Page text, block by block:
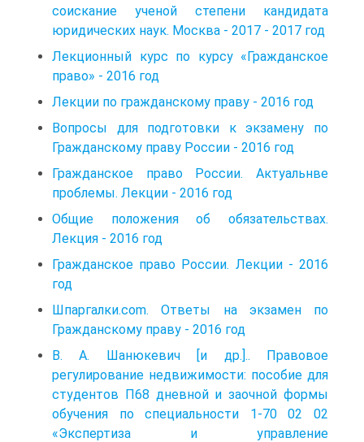
соискание ученой степени кандидата
юридических наук. Москва - 2017 - 2017 год
Лекционный курс по курсу «Гражданское
право» - 2016 год
Лекции по гражданскому праву - 2016 год
Вопросы для подготовки к экзамену по
Гражданскому праву России - 2016 год
Гражданское право России. Актуальнве
проблемы. Лекции - 2016 год
Общие положения об обязательствах.
Лекция - 2016 год
Гражданское право России. Лекции - 2016
год
Шпаргалки.com. Ответы на экзамен по
Гражданскому праву - 2016 год
В. А. Шанюкевич [и др.].. Правовое
регулирование недвижимости: пособие для
студентов П68 дневной и заочной формы
обучения по специальности 1-70 02 02
«Экспертиза и управление